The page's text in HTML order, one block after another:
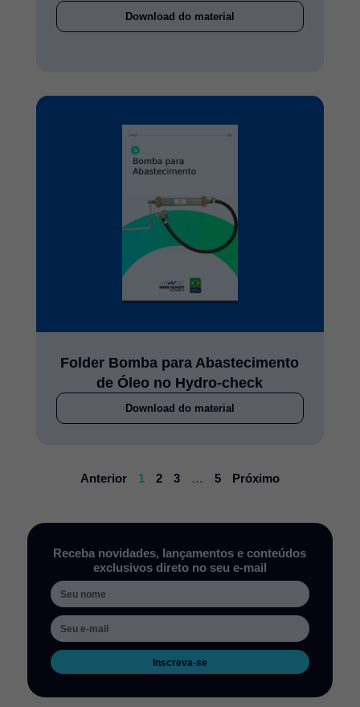
Download do material
Folder Bomba para Abastecimento
de Óleo no Hydro-check
Download do material
Anterior 1 2 3 … 5 Próximo
Receba novidades, lançamentos e conteúdos
exclusivos direto no seu e-mail
Inscreva-se